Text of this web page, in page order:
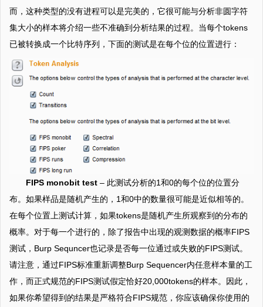
而，这种类型的没有进程可以是完美的，它很可能与分析非圆字符
集大小的样本将介绍一些不准确到分析结果的过程。当每个tokens
已被转换成一个比特序列，下面的测试是在每个位的位置进行：
FIPS monobit test – 此测试分析的1和0的每个位的位置分
布。如果样品是随机产生的，1和0中的数量很可能是近似相等的。
在每个位置上测试计算，如果tokens是随机产生所观察到的分布的
概率。对于每一个进行的，除了报告中出现的观测数据的概率FIPS
测试，Burp Sequncer也记录是否每一位通过或失败的FIPS测试。
请注意，通过FIPS标准重新调整Burp Sequencer内任意样本量的工
作，而正式规范的FIPS测试假定恰好20,000tokens的样本。因此，
如果你希望得到的结果是严格符合FIPS规范，你应该确保你使用的